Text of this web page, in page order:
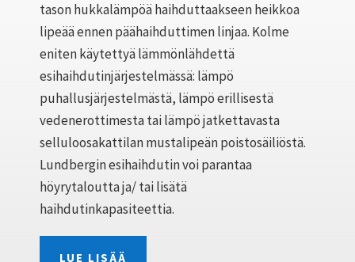
tason hukkalämpöä haihduttaakseen heikkoa
lipeää ennen päähaihduttimen linjaa. Kolme
eniten käytettyä lämmönlähdettä
esihaihdutinjärjestelmässä: lämpö
puhallusjärjestelmästä, lämpö erillisestä
vedenerottimesta tai lämpö jatkettavasta
selluloosakattilan mustalipeän poistosäiliöstä.
Lundbergin esihaihdutin voi parantaa
höyrytaloutta ja/ tai lisätä
haihdutinkapasiteettia.
LUE LISÄÄ